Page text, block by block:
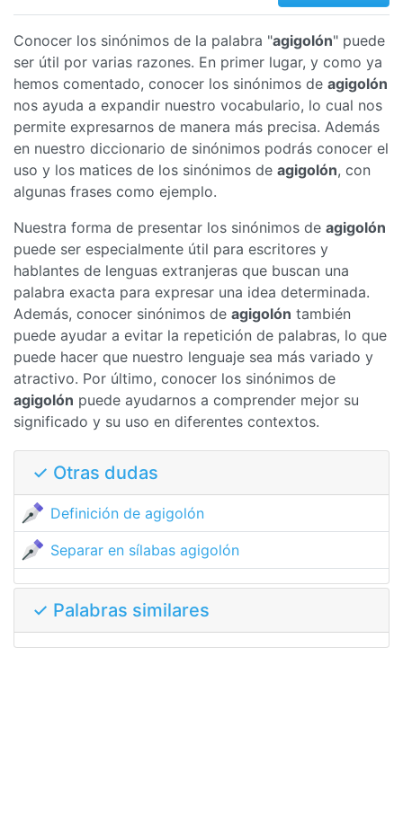
Conocer los sinónimos de la palabra "agigolón" puede
ser útil por varias razones. En primer lugar, y como ya
hemos comentado, conocer los sinónimos de agigolón
nos ayuda a expandir nuestro vocabulario, lo cual nos
permite expresarnos de manera más precisa. Además
en nuestro diccionario de sinónimos podrás conocer el
uso y los matices de los sinónimos de agigolón, con
algunas frases como ejemplo.
Nuestra forma de presentar los sinónimos de agigolón
puede ser especialmente útil para escritores y
hablantes de lenguas extranjeras que buscan una
palabra exacta para expresar una idea determinada.
Además, conocer sinónimos de agigolón también
puede ayudar a evitar la repetición de palabras, lo que
puede hacer que nuestro lenguaje sea más variado y
atractivo. Por último, conocer los sinónimos de
agigolón puede ayudarnos a comprender mejor su
significado y su uso en diferentes contextos.
✓ Otras dudas
Definición de agigolón
Separar en sílabas agigolón
✓ Palabras similares